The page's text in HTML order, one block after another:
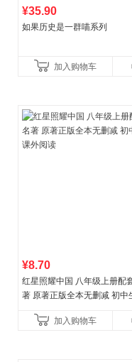
¥35.90
如果历史是一群喵系列
加入购物车
¥8.70
红星照耀中国 八年级上册配
著 原著正版全本无删减 初中
加入购物车